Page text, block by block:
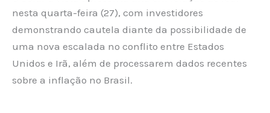
nesta quarta-feira (27), com investidores
demonstrando cautela diante da possibilidade de
uma nova escalada no conflito entre Estados
Unidos e Irã, além de processarem dados recentes
sobre a inflação no Brasil.